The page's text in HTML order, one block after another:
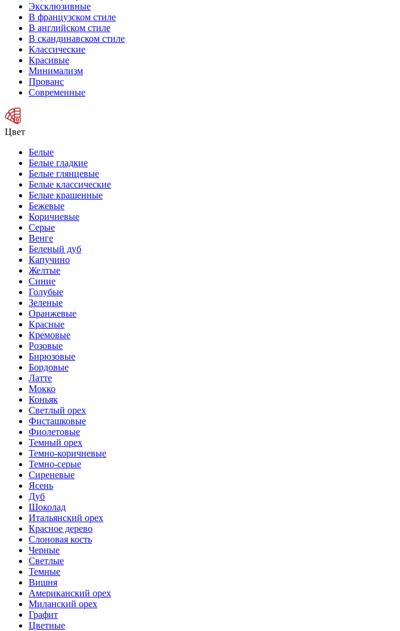
Эксклюзивные
В французском стиле
В английском стиле
В скандинавском стиле
Классические
Красивые
Минимализм
Прованс
Современные
Цвет
Белые
Белые гладкие
Белые глянцевые
Белые классические
Белые крашенные
Бежевые
Коричневые
Серые
Венге
Беленый дуб
Капучино
Желтые
Синие
Голубые
Зеленые
Оранжевые
Красные
Кремовые
Розовые
Бирюзовые
Бордовые
Латте
Мокко
Коньяк
Светлый орех
Фисташковые
Фиолетовые
Темный орех
Темно-коричневые
Темно-серые
Сиреневые
Ясень
Дуб
Шоколад
Итальянский орех
Красное дерево
Слоновая кость
Черные
Светлые
Темные
Вишня
Американский орех
Миланский орех
Графит
Цветные